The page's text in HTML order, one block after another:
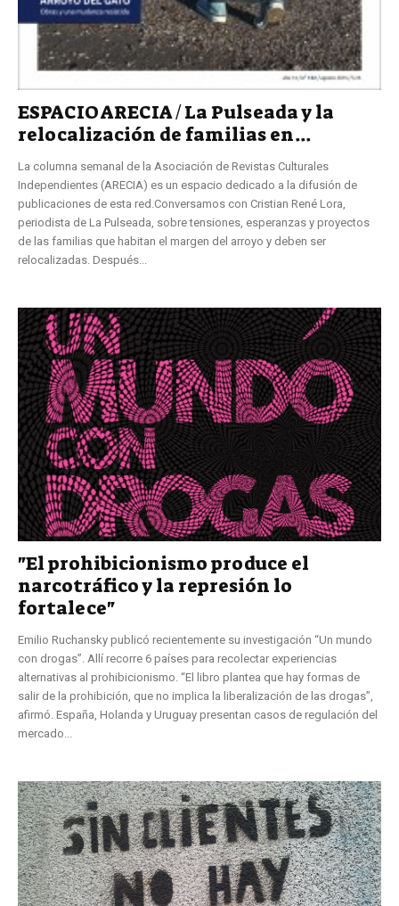
ESPACIO ARECIA / La Pulseada y la
relocalización de familias en...
La columna semanal de la Asociación de Revistas Culturales
Independientes (ARECIA) es un espacio dedicado a la difusión de
publicaciones de esta red.Conversamos con Cristian René Lora,
periodista de La Pulseada, sobre tensiones, esperanzas y proyectos
de las familias que habitan el margen del arroyo y deben ser
relocalizadas. Después...
"El prohibicionismo produce el
narcotráfico y la represión lo
fortalece"
Emilio Ruchansky publicó recientemente su investigación “Un mundo
con drogas”. Allí recorre 6 países para recolectar experiencias
alternativas al prohibicionismo. “El libro plantea que hay formas de
salir de la prohibición, que no implica la liberalización de las drogas”,
afirmó. España, Holanda y Uruguay presentan casos de regulación del
mercado...